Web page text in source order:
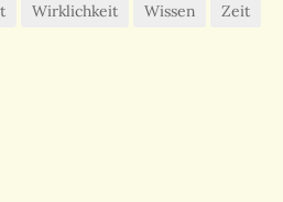
Wirklichkeit Wissen
Zeit